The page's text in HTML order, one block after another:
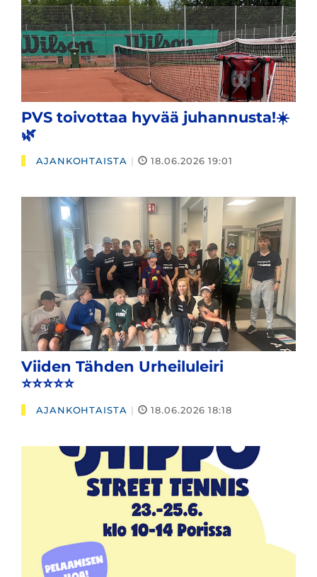
PVS toivottaa hyvää juhannusta!☀️
🌿
AJANKOHTAISTA | 18.06.2026 19:01
Viiden Tähden Urheiluleiri
​​​​​​​⭐️⭐️⭐️⭐️⭐️
AJANKOHTAISTA | 18.06.2026 18:18